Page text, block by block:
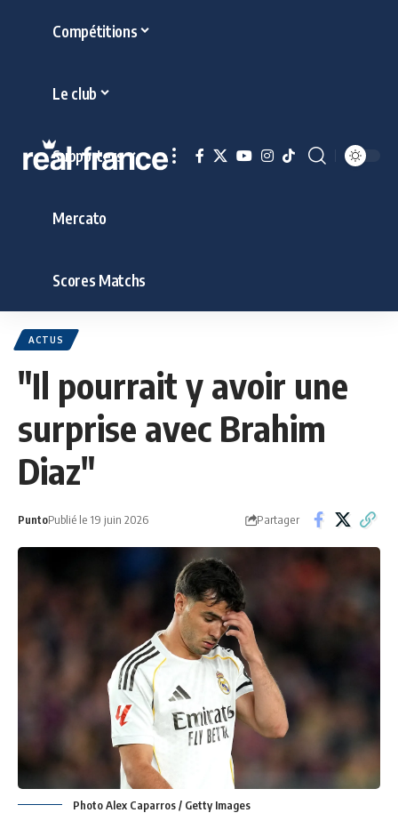
Compétitions
Le club
Supporters
Mercato
Scores Matchs
ACTUS
"Il pourrait y avoir une
surprise avec Brahim
Diaz"
PuntoPublié le 19 juin 2026 Partager
Photo Alex Caparros / Getty Images